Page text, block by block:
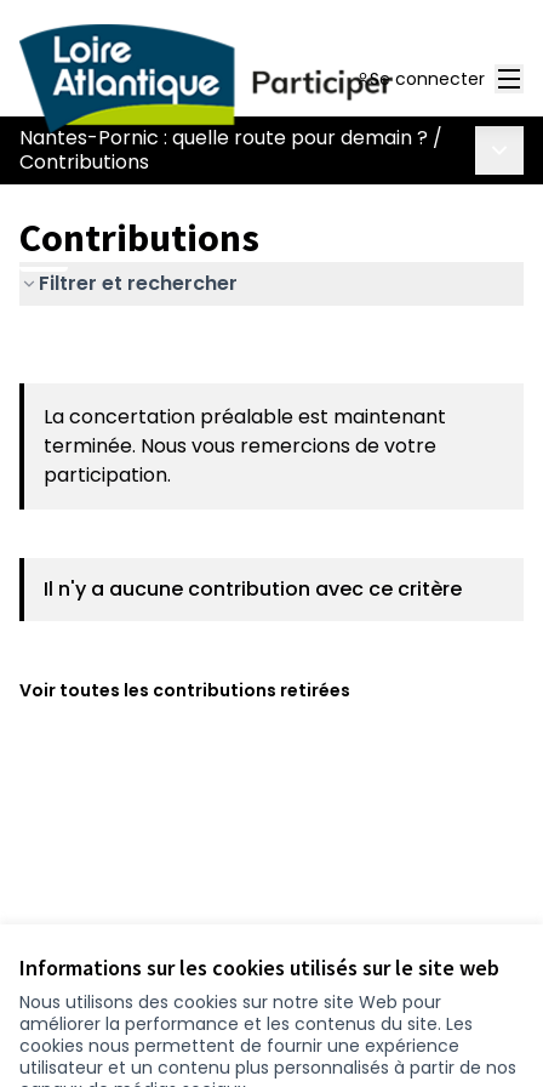
Informations sur les cookies utilisés sur le site web
Nous utilisons des cookies sur notre site Web pour
améliorer la performance et les contenus du site. Les
cookies nous permettent de fournir une expérience
utilisateur et un contenu plus personnalisés à partir de nos
Se connecter
Nantes-Pornic : quelle route pour demain ? /
Contributions
Contributions
Filtrer et rechercher
La concertation préalable est maintenant
terminée. Nous vous remercions de votre
participation.
Il n'y a aucune contribution avec ce critère
Voir toutes les contributions retirées